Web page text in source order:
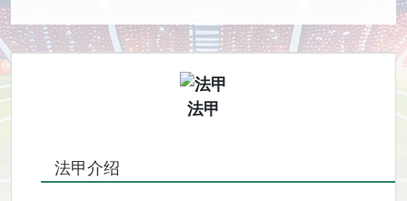
法甲
法甲介绍